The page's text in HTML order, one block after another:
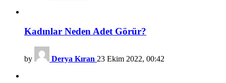
Kadınlar Neden Adet Görür?
by Derya Kıran 23 Ekim 2022, 00:42